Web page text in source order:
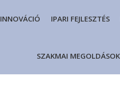
INNOVÁCIÓ IPARI FEJLESZTÉS
SZAKMAI MEGOLDÁSOK